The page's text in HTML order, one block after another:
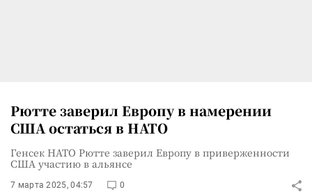
Рютте заверил Европу в намерении
США остаться в НАТО
Генсек НАТО Рютте заверил Европу в приверженности
США участию в альянсе
7 марта 2025, 04:57 0